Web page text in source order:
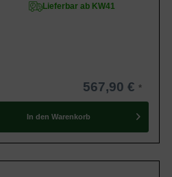
Lieferbar ab KW41
567,90 €
In den Warenkorb